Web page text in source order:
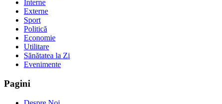
Interne
Externe
Sport
Politică
Economie
Utilitare
Sănătatea la Zi
Evenimente
Pagini